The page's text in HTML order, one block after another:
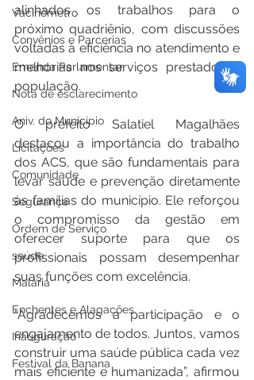
Vacinômetro
Convênios e Parcerias
Emenda Parlamentar
Nota de esclarecimento
Aniv. do Município
Licitações
Comunidade
Segurança
Ordem de Serviço
saúde
Malária
Enchentes e Alagações
Inauguração
Festival da Banana
alinhados os trabalhos para o
próximo quadriênio, com discussões
voltadas à eficiência no atendimento e
melhorias nos serviços prestados à
população.
O prefeito Salatiel Magalhães
destacou a importância do trabalho
dos ACS, que são fundamentais para
levar saúde e prevenção diretamente
às famílias do município. Ele reforçou
o compromisso da gestão em
oferecer suporte para que os
profissionais possam desempenhar
suas funções com excelência.
“Agradecemos a participação e o
engajamento de todos. Juntos, vamos
construir uma saúde pública cada vez
mais eficiente e humanizada”, afirmou